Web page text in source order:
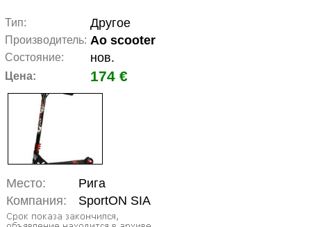
Тип: Другое
Производитель: Ao scooter
Состояние: нов.
Цена: 174 €
Место:
Рига
Компания:
SportON SIA